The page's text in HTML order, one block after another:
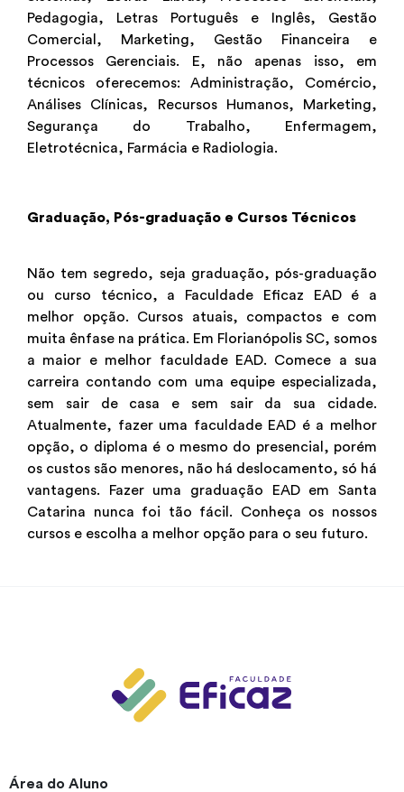
Pedagogia, Letras Português e Inglês, Gestão
Comercial, Marketing, Gestão Financeira e
Processos Gerenciais. E, não apenas isso, em
técnicos oferecemos: Administração, Comércio,
Análises Clínicas, Recursos Humanos, Marketing,
Segurança do Trabalho, Enfermagem,
Eletrotécnica, Farmácia e Radiologia.
Graduação, Pós-graduação e Cursos Técnicos
Não tem segredo, seja graduação, pós-graduação
ou curso técnico, a Faculdade Eficaz EAD é a
melhor opção. Cursos atuais, compactos e com
muita ênfase na prática. Em Florianópolis SC, somos
a maior e melhor faculdade EAD. Comece a sua
carreira contando com uma equipe especializada,
sem sair de casa e sem sair da sua cidade.
Atualmente, fazer uma faculdade EAD é a melhor
opção, o diploma é o mesmo do presencial, porém
os custos são menores, não há deslocamento, só há
vantagens. Fazer uma graduação EAD em Santa
Catarina nunca foi tão fácil. Conheça os nossos
cursos e escolha a melhor opção para o seu futuro.
Área do Aluno